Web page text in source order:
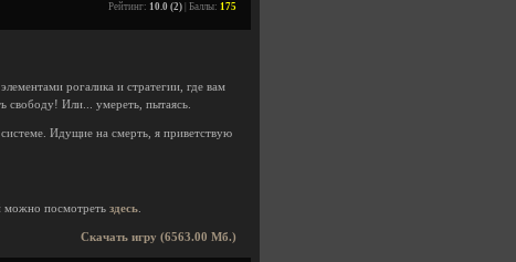
Рейтинг: 10.0 (2) | Баллы: 175
рогалика и стратегии, где вам
свободу! Или... умереть, пытаясь.
Идущие на смерть, я приветствую
можно посмотреть здесь
Скачать игру (6563.00 Мб.)